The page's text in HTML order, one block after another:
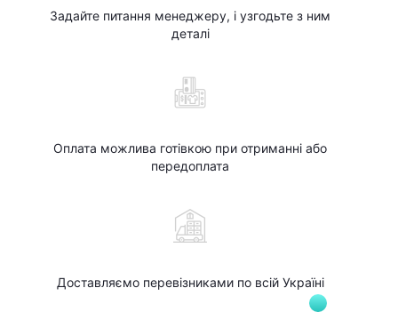
Задайте питання менеджеру, і узгодьте з ним
деталі
Оплата можлива готівкою при отриманні або
передоплата
Доставляємо перевізниками по всій Україні